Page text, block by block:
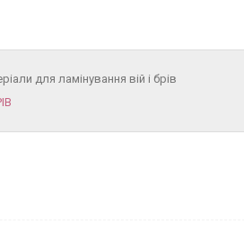
для ламінування вій і брів